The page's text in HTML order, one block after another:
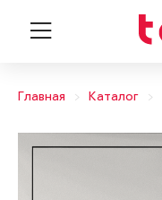
Главная Каталог